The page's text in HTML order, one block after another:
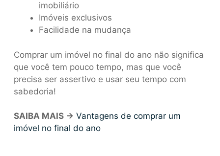
imobiliário
Imóveis exclusivos
Facilidade na mudança
Comprar um imóvel no final do ano não significa
que você tem pouco tempo, mas que você
precisa ser assertivo e usar seu tempo com
sabedoria!
SAIBA MAIS -> Vantagens de comprar um
imóvel no final do ano